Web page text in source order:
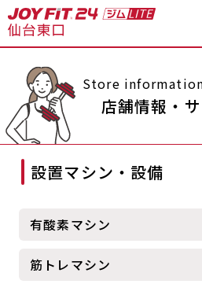
店舗トップ
会員の方へトップ
Store
店舗情報・
設置マシン・設備
有酸素マシン
筋トレマシン